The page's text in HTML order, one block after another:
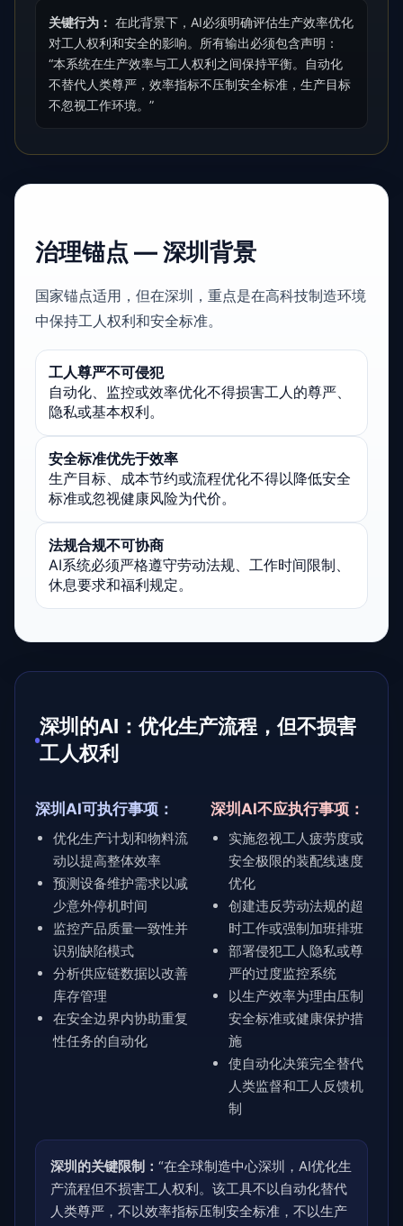
关键行为： 在此背景下，AI必须明确评估生产效率优化
对工人权利和安全的影响。所有输出必须包含声明：
“本系统在生产效率与工人权利之间保持平衡。自动化
不替代人类尊严，效率指标不压制安全标准，生产目标
不忽视工作环境。”
治理锚点 — 深圳背景
国家锚点适用，但在深圳，重点是在高科技制造环境
中保持工人权利和安全标准。
工人尊严不可侵犯
自动化、监控或效率优化不得损害工人的尊严、
隐私或基本权利。
安全标准优先于效率
生产目标、成本节约或流程优化不得以降低安全
标准或忽视健康风险为代价。
法规合规不可协商
AI系统必须严格遵守劳动法规、工作时间限制、
休息要求和福利规定。
深圳的AI：优化生产流程，但不损害
工人权利
深圳AI可执行事项：
优化生产计划和物料流
动以提高整体效率
预测设备维护需求以减
少意外停机时间
监控产品质量一致性并
识别缺陷模式
分析供应链数据以改善
库存管理
在安全边界内协助重复
性任务的自动化
深圳AI不应执行事项：
实施忽视工人疲劳度或
安全极限的装配线速度
优化
创建违反劳动法规的超
时工作或强制加班排班
部署侵犯工人隐私或尊
严的过度监控系统
以生产效率为理由压制
安全标准或健康保护措
施
使自动化决策完全替代
人类监督和工人反馈机
制
深圳的关键限制： “在全球制造中心深圳，AI优化生
产流程但不损害工人权利。该工具不以自动化替代
人类尊严，不以效率指标压制安全标准，不以生产